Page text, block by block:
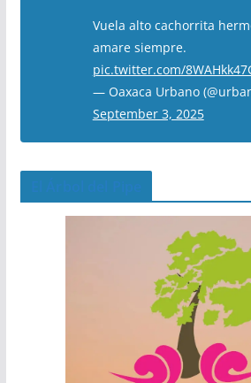
Vuela alto cachorrita
amare siempre.
pic.twitter.com/
— Oaxaca Urbano
September 3, 2025